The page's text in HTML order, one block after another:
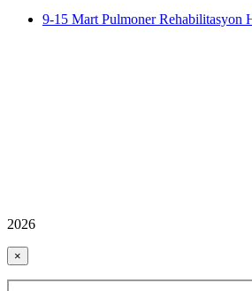
9-15 Mart Pulmoner Rehabilitasyon
2026
×